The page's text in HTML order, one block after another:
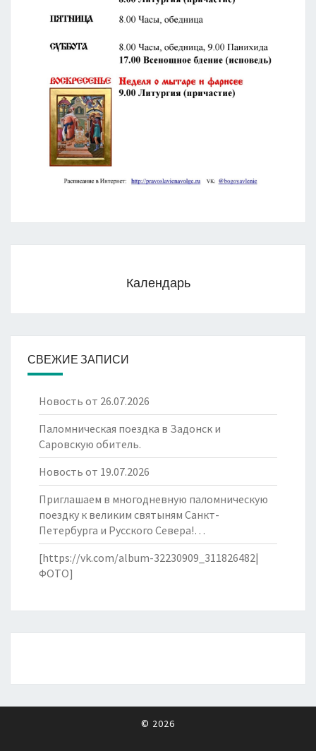
Календарь
СВЕЖИЕ ЗАПИСИ
Новость от 26.07.2026
Паломническая поездка в Задонск и
Саровскую обитель.
Новость от 19.07.2026
Приглашаем в многодневную паломническую
поездку к великим святыням Санкт-
Петербурга и Русского Севера!…
[https://vk.com/album-32230909_311826482|
ФОТО]
© 2026